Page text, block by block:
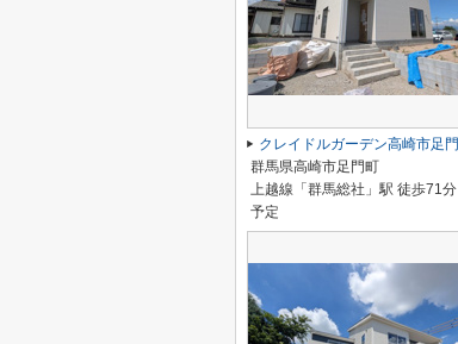
群馬県高崎市足門町
上越線「群馬総社」駅 徒歩71分
予定